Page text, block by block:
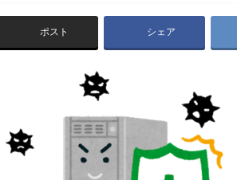
ポスト シェア